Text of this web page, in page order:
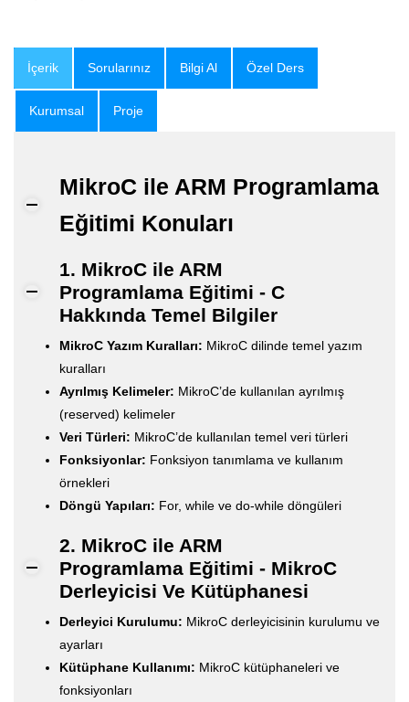
İçerik Sorularınız Bilgi Al Özel Ders
Kurumsal Proje
MikroC ile ARM Programlama
Eğitimi Konuları
1. MikroC ile ARM
Programlama Eğitimi - C
Hakkında Temel Bilgiler
MikroC Yazım Kuralları: MikroC dilinde temel yazım
kuralları
Ayrılmış Kelimeler: MikroC’de kullanılan ayrılmış
(reserved) kelimeler
Veri Türleri: MikroC’de kullanılan temel veri türleri
Fonksiyonlar: Fonksiyon tanımlama ve kullanım
örnekleri
Döngü Yapıları: For, while ve do-while döngüleri
2. MikroC ile ARM
Programlama Eğitimi - MikroC
Derleyicisi Ve Kütüphanesi
Derleyici Kurulumu: MikroC derleyicisinin kurulumu ve
ayarları
Kütüphane Kullanımı: MikroC kütüphaneleri ve
fonksiyonları